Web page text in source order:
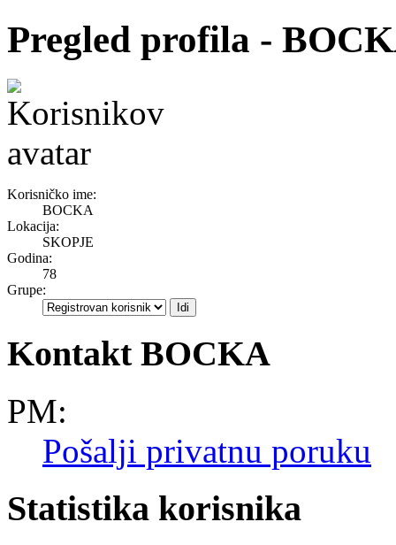
Pregled profila -
Korisničko ime:
BOCKA
Lokacija:
SKOPJE
Godina:
78
Grupe:
Kontakt BOCKA
PM:
Pošalji privatnu poruku
Statistika korisnika